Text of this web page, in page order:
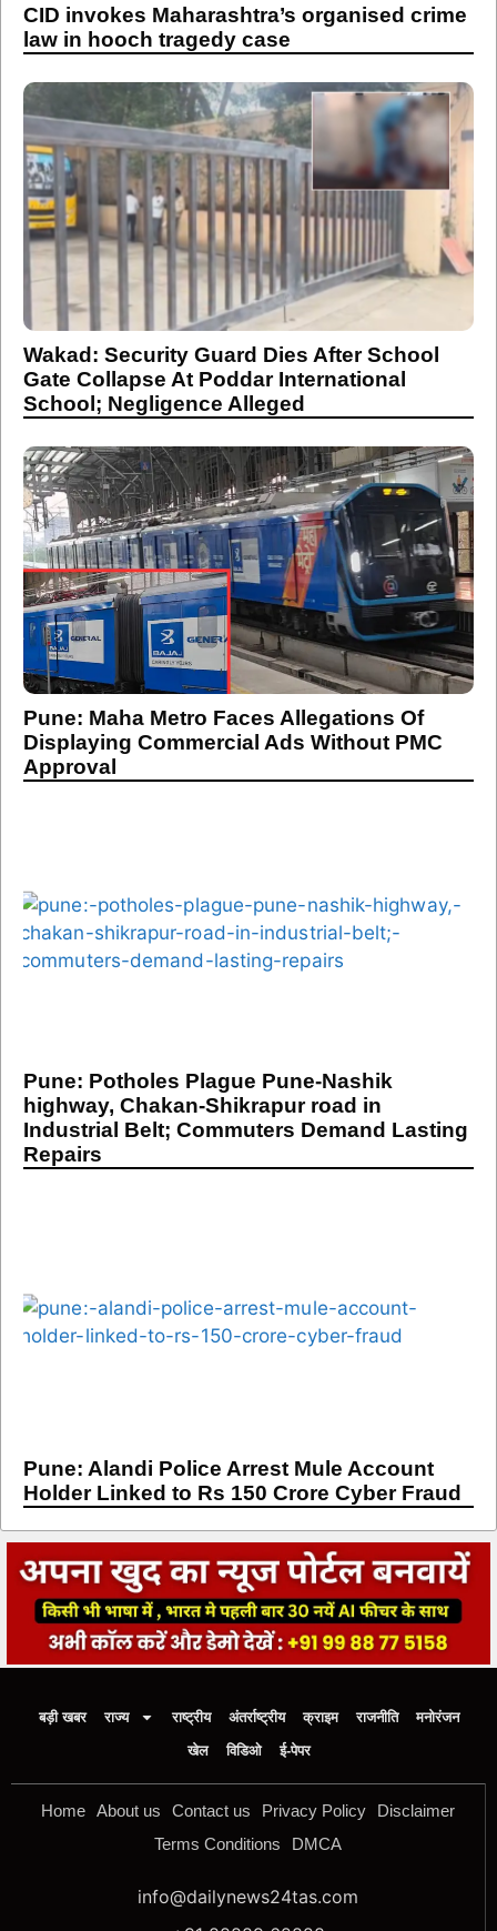
CID invokes Maharashtra’s organised crime
law in hooch tragedy case
Wakad: Security Guard Dies After School
Gate Collapse At Poddar International
School; Negligence Alleged
Pune: Maha Metro Faces Allegations Of
Displaying Commercial Ads Without PMC
Approval
Pune: Potholes Plague Pune-Nashik
highway, Chakan-Shikrapur road in
Industrial Belt; Commuters Demand Lasting
Repairs
Pune: Alandi Police Arrest Mule Account
Holder Linked to Rs 150 Crore Cyber Fraud
बड़ी खबर राज्य राष्ट्रीय अंतर्राष्ट्रीय क्राइम राजनीति
मनोरंजन
खेल
विडिओ ई-पेपर
Home About us Contact us Privacy Policy
Disclaimer
Terms Conditions
DMCA
info@dailynews24tas.com